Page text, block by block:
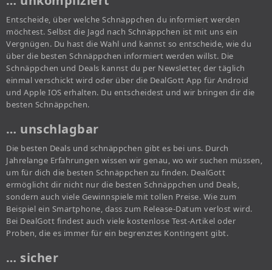
Entscheide, über welche Schnäppchen du informiert werden
möchtest. Selbst die Jagd nach Schnäppchen ist mit uns ein
Vergnügen. Du hast die Wahl und kannst so entscheide, wie du
über die besten Schnäppchen informiert werden willst. Die
Schnäppchen und Deals kannst du per Newsletter, der täglich
einmal verschickt wird oder über die DealGott App für Android
und Apple IOS erhalten. Du entscheidest und wir bringen dir die
besten Schnäppchen.
… unschlagbar
Die besten Deals und schnäppchen gibt es bei uns. Durch
Jahrelange Erfahrungen wissen wir genau, wo wir suchen müssen,
um für dich die besten Schnäppchen zu finden. DealGott
ermöglicht dir nicht nur die besten Schnäppchen und Deals,
sondern auch viele Gewinnspiele mit tollen Preise. Wie zum
Beispiel ein Smartphone, dass zum Release-Datum verlost wird.
Bei DealGott findest auch viele kostenlose Test-Artikel oder
Proben, die es immer für ein begrenztes Kontingent gibt.
… sicher